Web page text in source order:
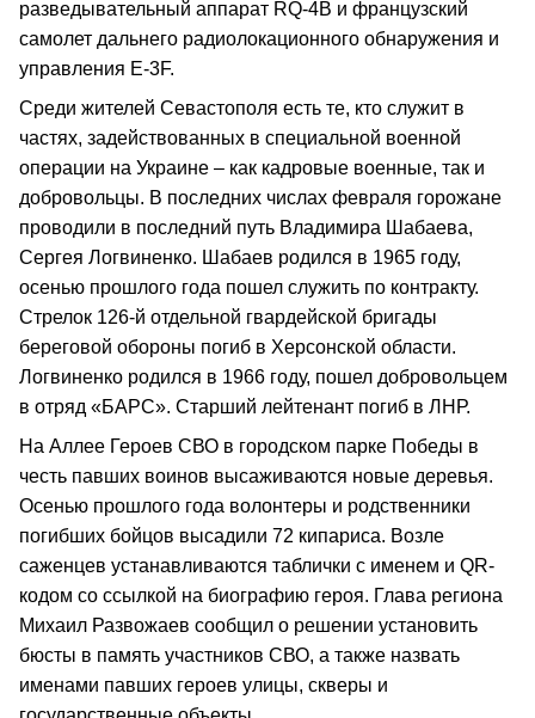
разведывательный аппарат RQ-4B и французский
самолет дальнего радиолокационного обнаружения и
управления Е-3F.
Среди жителей Севастополя есть те, кто служит в
частях, задействованных в специальной военной
операции на Украине – как кадровые военные, так и
добровольцы. В последних числах февраля горожане
проводили в последний путь Владимира Шабаева,
Сергея Логвиненко. Шабаев родился в 1965 году,
осенью прошлого года пошел служить по контракту.
Стрелок 126-й отдельной гвардейской бригады
береговой обороны погиб в Херсонской области.
Логвиненко родился в 1966 году, пошел добровольцем
в отряд «БАРС». Старший лейтенант погиб в ЛНР.
На Аллее Героев СВО в городском парке Победы в
честь павших воинов высаживаются новые деревья.
Осенью прошлого года волонтеры и родственники
погибших бойцов высадили 72 кипариса. Возле
саженцев устанавливаются таблички с именем и QR-
кодом со ссылкой на биографию героя. Глава региона
Михаил Развожаев сообщил о решении установить
бюсты в память участников СВО, а также назвать
именами павших героев улицы, скверы и